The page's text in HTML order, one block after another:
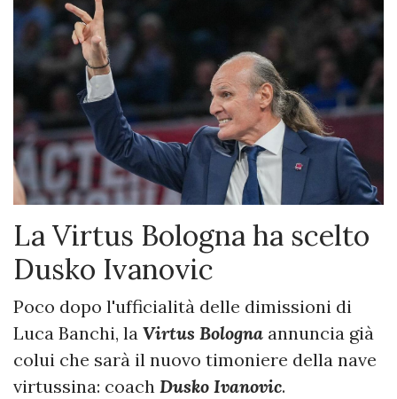
La Virtus Bologna ha scelto
Dusko Ivanovic
Poco dopo l'ufficialità delle dimissioni di
Luca Banchi, la Virtus Bologna annuncia già
colui che sarà il nuovo timoniere della nave
virtussina: coach Dusko Ivanovic.